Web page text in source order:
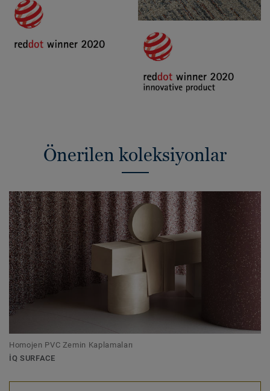
Önerilen koleksiyonlar
Homojen PVC Zemin Kaplamaları
IQ SURFACE